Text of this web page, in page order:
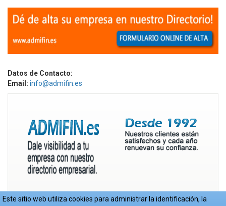
Datos de Contacto:
Email: info@admifin.es
Este sitio web utiliza cookies para administrar la identificación, la